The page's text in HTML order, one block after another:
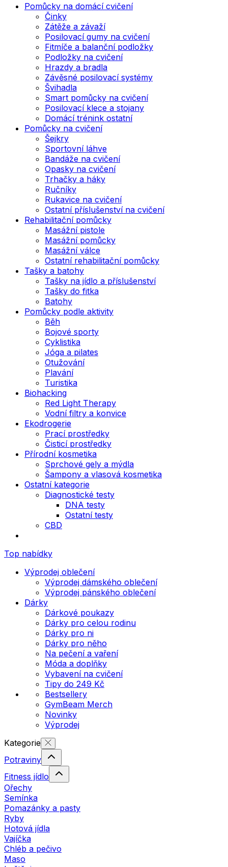
Pomůcky na domácí cvičení
Činky
Zátěže a závaží
Posilovací gumy na cvičení
Fitmíče a balanční podložky
Podložky na cvičení
Hrazdy a bradla
Závěsné posilovací systémy
Švihadla
Smart pomůcky na cvičení
Posilovací klece a stojany
Domácí trénink ostatní
Pomůcky na cvičení
Šejkry
Sportovní láhve
Bandáže na cvičení
Opasky na cvičení
Trhačky a háky
Ručníky
Rukavice na cvičení
Ostatní příslušenství na cvičení
Rehabilitační pomůcky
Masážní pistole
Masážní pomůcky
Masážní válce
Ostatní rehabilitační pomůcky
Tašky a batohy
Tašky na jídlo a příslušenství
Tašky do fitka
Batohy
Pomůcky podle aktivity
Běh
Bojové sporty
Cyklistika
Jóga a pilates
Otužování
Plavání
Turistika
Biohacking
Red Light Therapy
Vodní filtry a konvice
Ekodrogerie
Prací prostředky
Čisticí prostředky
Přírodní kosmetika
Sprchové gely a mýdla
Šampony a vlasová kosmetika
Ostatní kategorie
Diagnostické testy
DNA testy
Ostatní testy
CBD
Top nabídky
Výprodej oblečení
Výprodej dámského oblečení
Výprodej pánského oblečení
Dárky
Dárkové poukazy
Dárky pro celou rodinu
Dárky pro ni
Dárky pro něho
Na pečení a vaření
Móda a doplňky
Vybavení na cvičení
Tipy do 249 Kč
Bestsellery
GymBeam Merch
Novinky
Výprodej
Kategorie
Potraviny
Fitness jídlo
Ořechy
Semínka
Pomazánky a pasty
Ryby
Hotová jídla
Vajíčka
Chléb a pečivo
Maso